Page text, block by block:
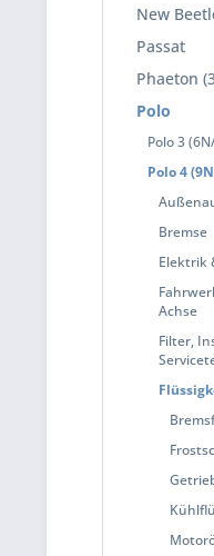
New
Passat
Phaeton
Polo
Polo 3
Polo 4
Bremse
Elektrik
Achse
Filter,